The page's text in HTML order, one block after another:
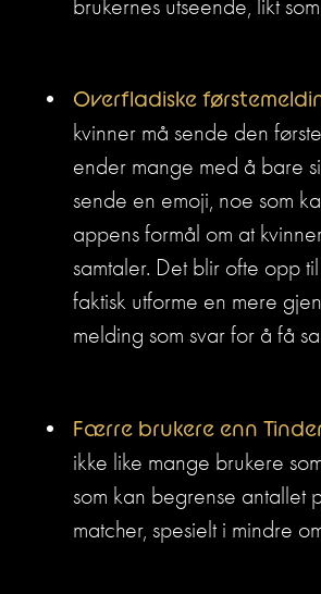
brukernes utseende, likt
Overfladiske
kvinner må sende den
ender mange med å bare
sende en emoji, noe som
appens formål om at
samtaler. Det blir ofte opp
faktisk utforme en mere
melding som svar for å få
Færre brukere enn
ikke like mange brukere
som kan begrense antallet
matcher, spesielt i mindre